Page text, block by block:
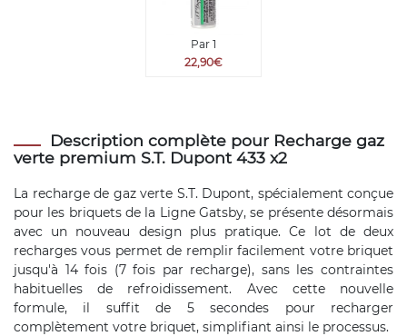
Par 1
22,90€
Description complète pour Recharge gaz
verte premium S.T. Dupont 433 x2
La recharge de gaz verte S.T. Dupont, spécialement conçue
pour les briquets de la Ligne Gatsby, se présente désormais
avec un nouveau design plus pratique. Ce lot de deux
recharges vous permet de remplir facilement votre briquet
jusqu'à 14 fois (7 fois par recharge), sans les contraintes
habituelles de refroidissement. Avec cette nouvelle
formule, il suffit de 5 secondes pour recharger
complètement votre briquet, simplifiant ainsi le processus.